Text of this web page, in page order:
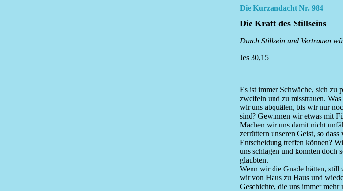
Die Kurzandacht Nr. 984
Die Kraft des Stillseins
Durch Stillsein und Vertrauen
Jes 30,15
Es ist immer Schwäche, sich zu
zweifeln und zu misstrauen.
wir uns abquälen, bis wir nur
sind? Gewinnen wir etwas mit
Machen wir uns damit nicht
zerrüttern unseren Geist, so
Entscheidung treffen können?
uns schlagen und könnten doch
glaubten.
Wenn wir die Gnade hätten, still
wir von Haus zu Haus und
Geschichte, die uns immer